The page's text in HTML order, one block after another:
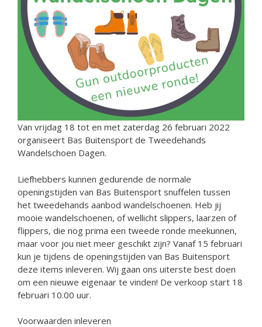
Van vrijdag 18 tot en met zaterdag 26 februari 2022
organiseert Bas Buitensport de Tweedehands
Wandelschoen Dagen.
Liefhebbers kunnen gedurende de normale
openingstijden van Bas Buitensport snuffelen tussen
het tweedehands aanbod wandelschoenen. Heb jij
mooie wandelschoenen, of wellicht slippers, laarzen of
flippers, die nog prima een tweede ronde meekunnen,
maar voor jou niet meer geschikt zijn? Vanaf 15 februari
kun je tijdens de openingstijden van Bas Buitensport
deze items inleveren. Wij gaan ons uiterste best doen
om een nieuwe eigenaar te vinden! De verkoop start 18
februari 10.00 uur.
Voorwaarden inleveren